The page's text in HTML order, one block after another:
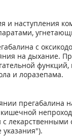
и наступления
с
на дыхание.
и лоразепама.
прегабалина